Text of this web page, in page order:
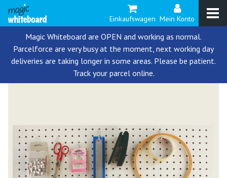
Einkaufswagen Mein Konto
Magic Whiteboard are OPEN and working as normal.
Parcelforce are very busy at the moment, next working day
deliveries are taking longer in some areas. Please be patient.
Track your parcel online.